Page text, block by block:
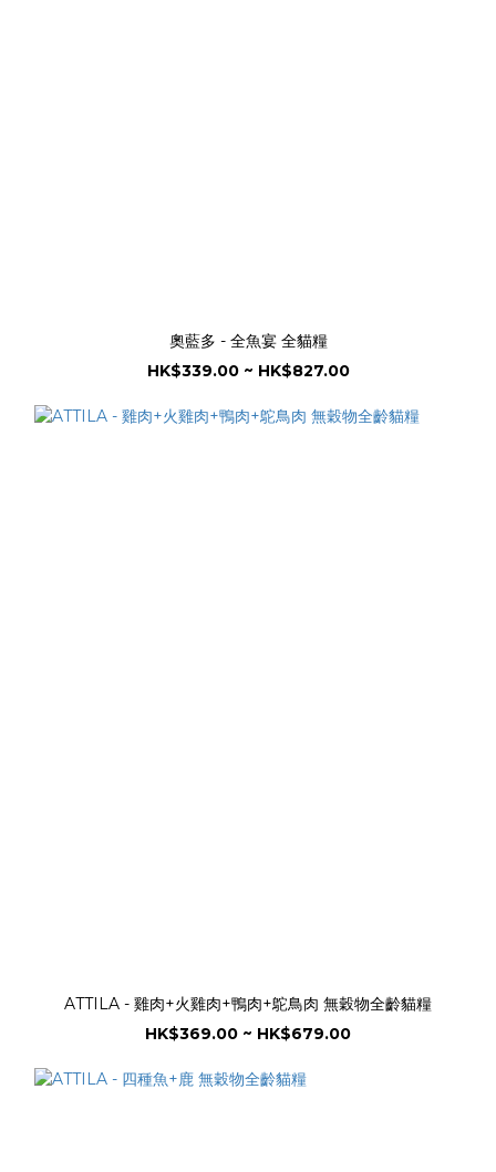
奧藍多 - 全魚宴 全貓糧
HK$339.00 ~ HK$827.00
ATTILA - 雞肉+火雞肉+鴨肉+鴕鳥肉 無穀物全齡貓糧
HK$369.00 ~ HK$679.00